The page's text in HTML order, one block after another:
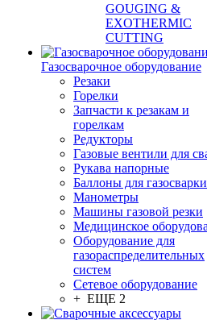
GOUGING &
EXOTHERMIC
CUTTING
Газосварочное оборудование
Резаки
Горелки
Запчасти к резакам и
горелкам
Редукторы
Газовые вентили для
Рукава напорные
Баллоны для газосварки
Манометры
Машины газовой резки
Медицинское
Оборудование для
газораспределительных
систем
Сетевое оборудование
+ ЕЩЕ 2